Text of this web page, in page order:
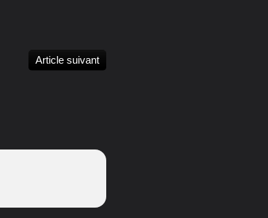
Article suivant